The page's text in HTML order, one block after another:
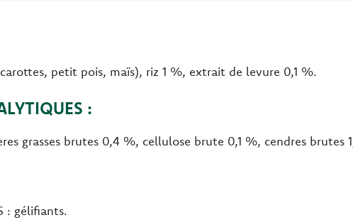
petit pois, maïs), riz 1 %, extrait de levure 0,1 %.
:
grasses brutes 0,4 %, cellulose brute 0,1 %, cendres brutes
: gélifiants.